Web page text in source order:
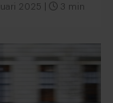
2025 3 min